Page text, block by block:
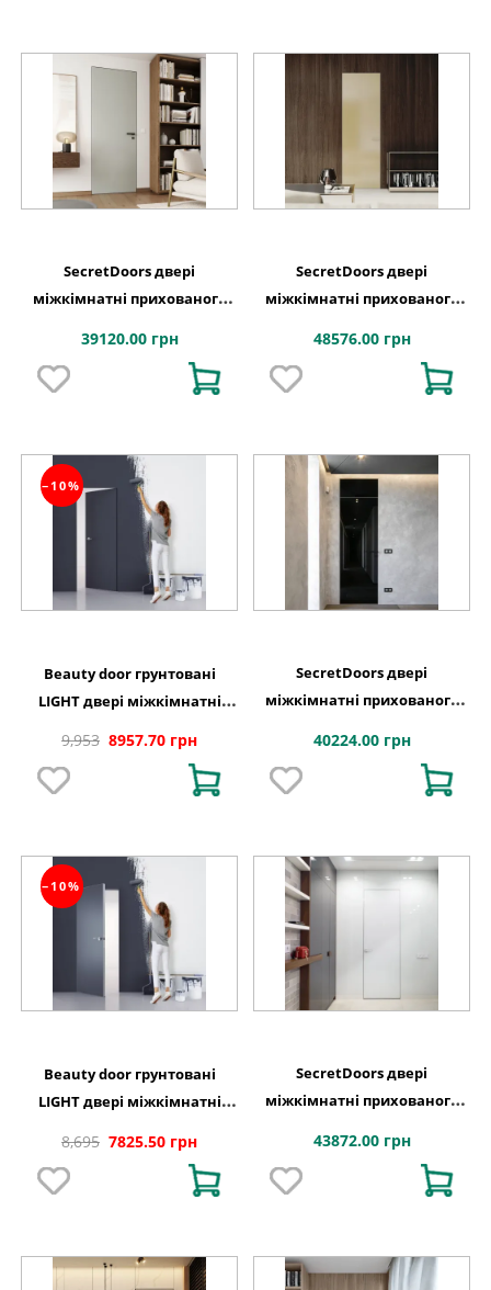
SecretDoors двері
міжкімнатні прихованого
щитове полотно
39120.00 грн
SecretDoors двері
міжкімнатні прихованого
фарбоване Diamond сатин
48576.00 грн
−10%
Beauty door грунтовані
LIGHT двері міжкімнатні
відкриваня , чорний торець
9,953 8957.70 грн
SecretDoors двері
міжкімнатні прихованого
фарбоване звичайне
40224.00 грн
−10%
Beauty door грунтовані
LIGHT двері міжкімнатні
8,695 7825.50 грн
SecretDoors двері
міжкімнатні прихованого
фарбоване звичайне сатин
43872.00 грн